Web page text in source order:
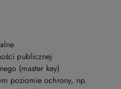
publicznej
(master key)
poziomie ochrony, np.